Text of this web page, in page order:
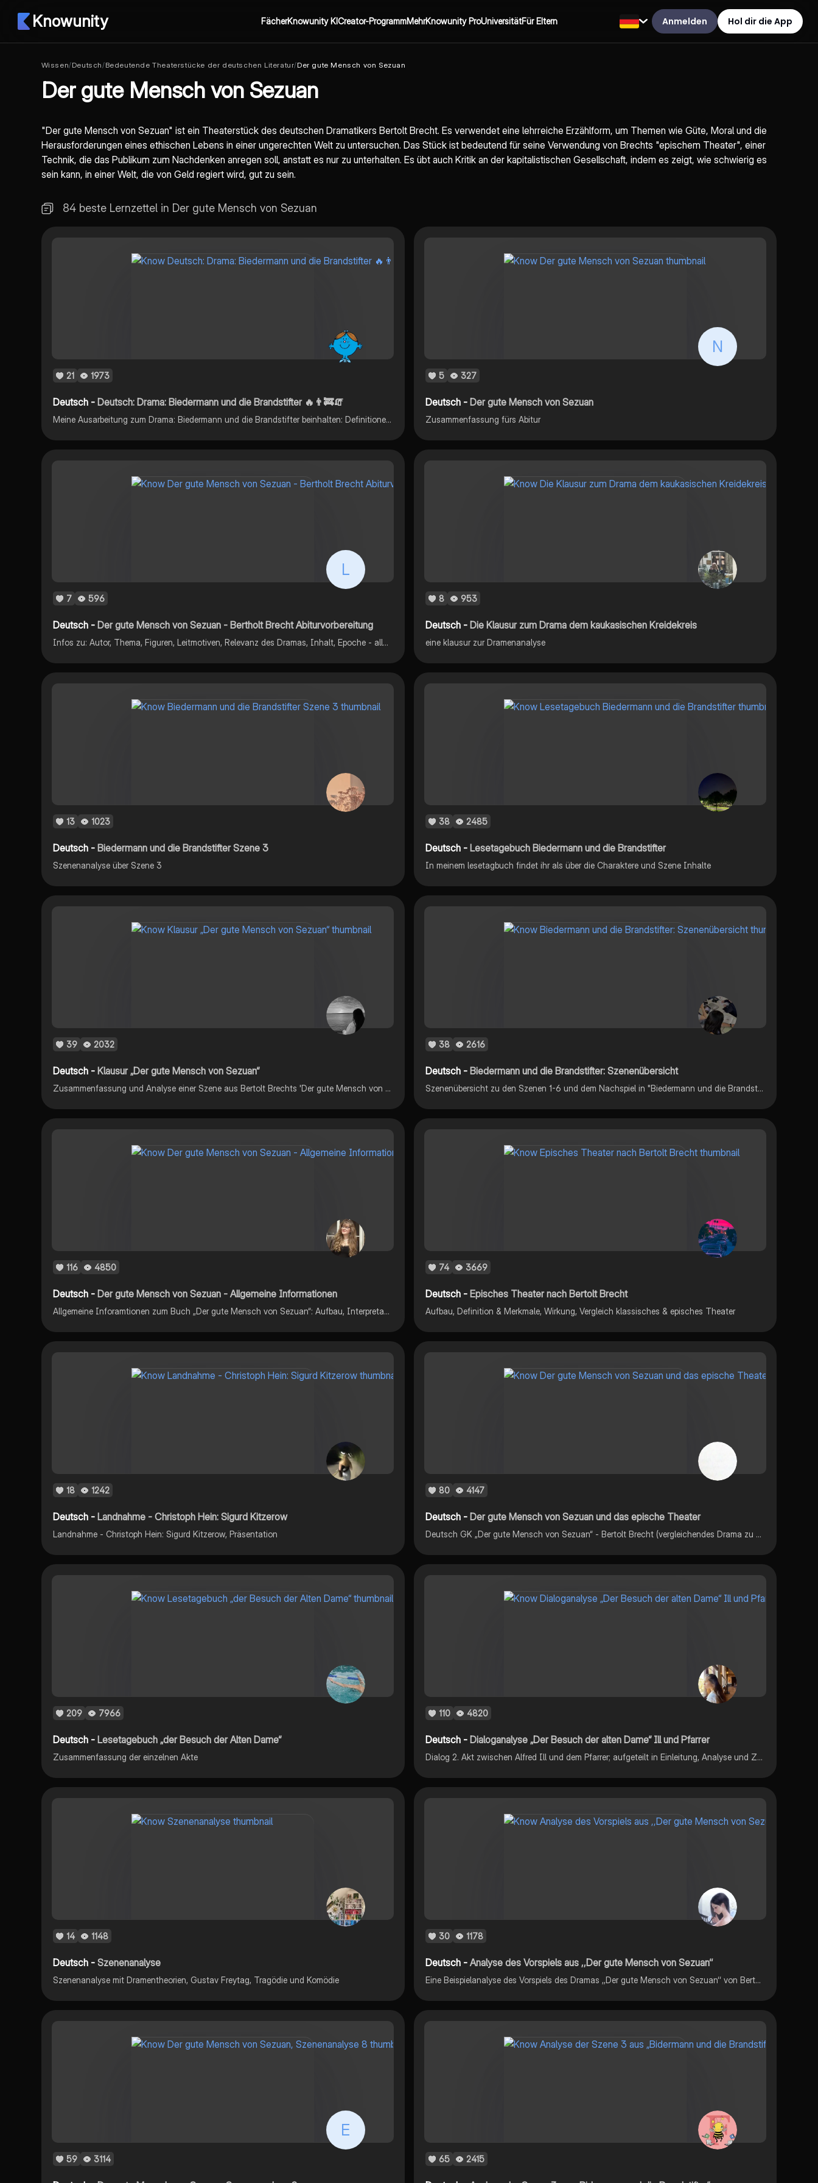
Knowunity FächerKnowunity KICreator-ProgrammMehrKnowunity ProUniversitätFür Eltern Anmelden Hol dir die App
Wissen/Deutsch/Bedeutende Theaterstücke der deutschen Literatur/Der gute Mensch von Sezuan
Der gute Mensch von Sezuan
"Der gute Mensch von Sezuan" ist ein Theaterstück des deutschen Dramatikers Bertolt Brecht. Es verwendet eine lehrreiche Erzählform, um Themen wie Güte, Moral und die
Herausforderungen eines ethischen Lebens in einer ungerechten Welt zu untersuchen. Das Stück ist bedeutend für seine Verwendung von Brechts "epischem Theater", einer
Technik, die das Publikum zum Nachdenken anregen soll, anstatt es nur zu unterhalten. Es übt auch Kritik an der kapitalistischen Gesellschaft, indem es zeigt, wie schwierig es
sein kann, in einer Welt, die von Geld regiert wird, gut zu sein.
84 beste Lernzettel in Der gute Mensch von Sezuan
21 1973
Deutsch -Deutsch: Drama: Biedermann und die Brandstifter 🔥👨‍🚒🧯
Meine Ausarbeitung zum Drama: Biedermann und die Brandstifter beinhalten: Definitionen, Namensableitungen, Aspekte eines klassischen Dramas, Figurenkonstelkationen und am Ende eine LLK über das Drama. Hoffe es hilft :)
N
5 327
Deutsch - Der gute Mensch von Sezuan
Zusammenfassung fürs Abitur
L
7 596
Deutsch -Der gute Mensch von Sezuan - Bertholt Brecht Abiturvorbereitung
Infos zu: Autor, Thema, Figuren, Leitmotiven, Relevanz des Dramas, Inhalt, Epoche - alles was für‘s Abitur wichtig ist
8 953
Deutsch - Die Klausur zum Drama dem kaukasischen Kreidekreis
eine klausur zur Dramenanalyse
13 1023
Deutsch -Biedermann und die Brandstifter Szene 3
Szenenanalyse über Szene 3
38 2485
Deutsch - Lesetagebuch Biedermann und die Brandstifter
In meinem lesetagbuch findet ihr als über die Charaktere und Szene Inhalte
39 2032
Deutsch -Klausur „Der gute Mensch von Sezuan“
Zusammenfassung und Analyse einer Szene aus Bertolt Brechts 'Der gute Mensch von Sezuan' (15 Punkte)
38 2616
Deutsch - Biedermann und die Brandstifter: Szenenübersicht
Szenenübersicht zu den Szenen 1-6 und dem Nachspiel in "Biedermann und die Brandstifter"
116 4850
Deutsch -Der gute Mensch von Sezuan - Allgemeine Informationen
Allgemeine Inforamtionen zum Buch „Der gute Mensch von Sezuan“: Aufbau, Interpretation, Epoche, Menschenbild, Verfremdungseffekt
74 3669
Deutsch - Episches Theater nach Bertolt Brecht
Aufbau, Definition & Merkmale, Wirkung, Vergleich klassisches & episches Theater
18 1242
Deutsch -Landnahme - Christoph Hein: Sigurd Kitzerow
Landnahme - Christoph Hein: Sigurd Kitzerow, Präsentation
80 4147
Deutsch - Der gute Mensch von Sezuan und das epische Theater
Deutsch GK „Der gute Mensch von Sezuan“ - Bertolt Brecht (vergleichendes Drama zu Nathan der Weise); Inhalt: Bertolt Brecht, Inhalt des Dramas, Figurenkonstellation, das epische Theater
209 7966
Deutsch -Lesetagebuch „der Besuch der Alten Dame“
Zusammenfassung der einzelnen Akte
110 4820
Deutsch - Dialoganalyse „Der Besuch der alten Dame“ Ill und Pfarrer
Dialog 2. Akt zwischen Alfred Ill und dem Pfarrer; aufgeteilt in Einleitung, Analyse und Zusammenfassung; erstellt in GoodNotes; Zitate beziehen sich auf Ausgabe EAN:9783257600575; die Ausarbeitung war eine Hausarbeit.
14 1148
Deutsch -Szenenanalyse
Szenenanalyse mit Dramentheorien, Gustav Freytag, Tragödie und Komödie
30 1178
Deutsch - Analyse des Vorspiels aus ,,Der gute Mensch von Sezuan‘‘
Eine Beispielanalyse des Vorspiels des Dramas ,,Der gute Mensch von Sezuan‘‘ von Bertold Brecht
E
59 3114 65 2415